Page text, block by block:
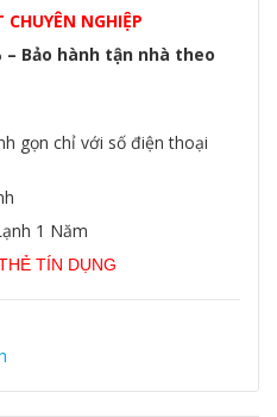
NGHIỆP
– Bảo hành tận nhà theo
gọn chỉ với số điện thoại
1 Năm
TÍN DỤNG